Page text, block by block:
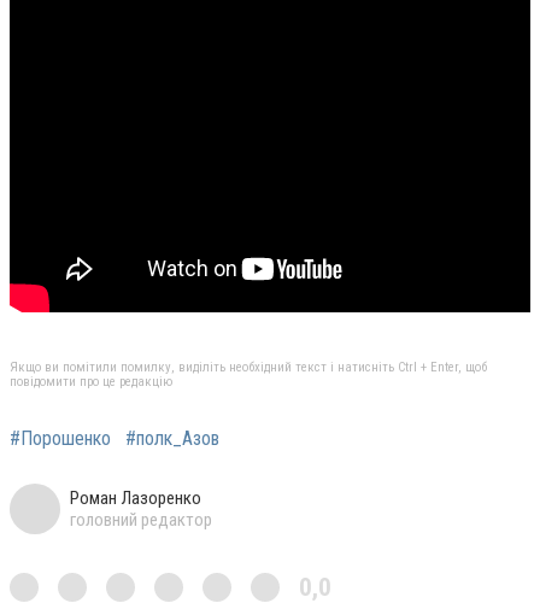
Якщо ви помітили помилку, виділіть необхідний текст і натисніть Ctrl + Enter, щоб
повідомити про це редакцію
#Порошенко #полк_Азов
Роман Лазоренко
головний редактор
0,0